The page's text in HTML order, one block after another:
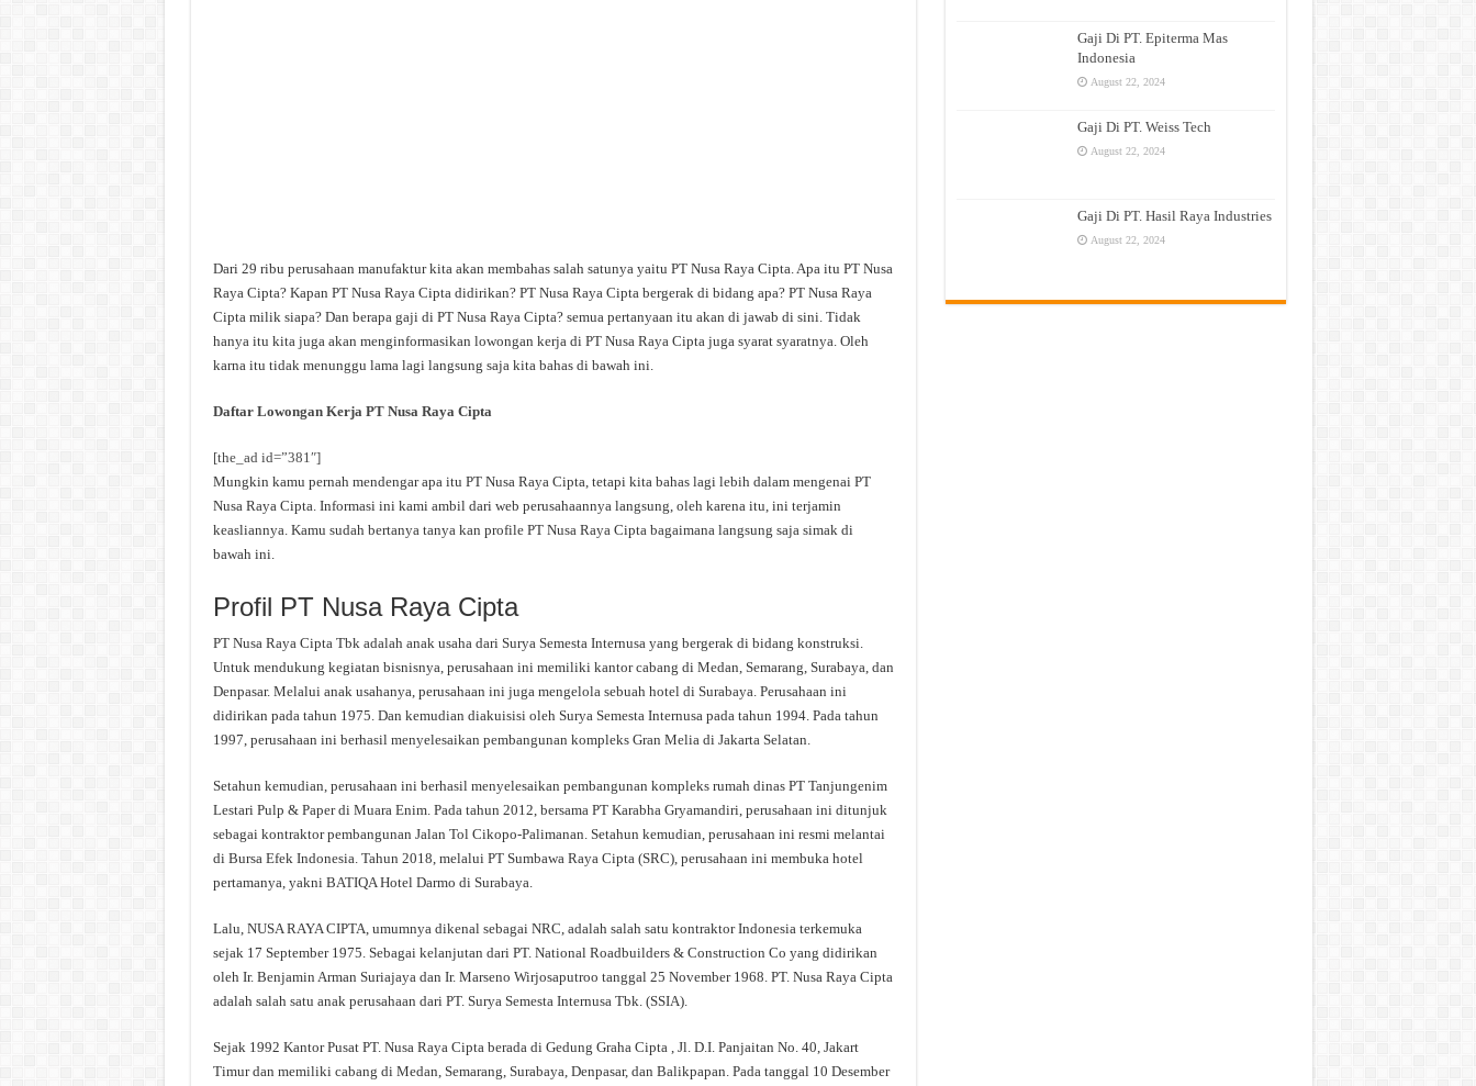
Dari 29 ribu perusahaan manufaktur kita akan membahas salah satunya yaitu PT Nusa Raya Cipta. Apa itu PT Nusa
Raya Cipta? Kapan PT Nusa Raya Cipta didirikan? PT Nusa Raya Cipta bergerak di bidang apa? PT Nusa Raya
Cipta milik siapa? Dan berapa gaji di PT Nusa Raya Cipta? semua pertanyaan itu akan di jawab di sini. Tidak
hanya itu kita juga akan menginformasikan lowongan kerja di PT Nusa Raya Cipta juga syarat syaratnya. Oleh
karna itu tidak menunggu lama lagi langsung saja kita bahas di bawah ini.
Daftar Lowongan Kerja PT Nusa Raya Cipta
[the_ad id=”381″]
Mungkin kamu pernah mendengar apa itu PT Nusa Raya Cipta, tetapi kita bahas lagi lebih dalam mengenai PT
Nusa Raya Cipta. Informasi ini kami ambil dari web perusahaannya langsung, oleh karena itu, ini terjamin
keasliannya. Kamu sudah bertanya tanya kan profile PT Nusa Raya Cipta bagaimana langsung saja simak di
bawah ini.
Profil PT Nusa Raya Cipta
PT Nusa Raya Cipta Tbk adalah anak usaha dari Surya Semesta Internusa yang bergerak di bidang konstruksi.
Untuk mendukung kegiatan bisnisnya, perusahaan ini memiliki kantor cabang di Medan, Semarang, Surabaya, dan
Denpasar. Melalui anak usahanya, perusahaan ini juga mengelola sebuah hotel di Surabaya. Perusahaan ini
didirikan pada tahun 1975. Dan kemudian diakuisisi oleh Surya Semesta Internusa pada tahun 1994. Pada tahun
1997, perusahaan ini berhasil menyelesaikan pembangunan kompleks Gran Melia di Jakarta Selatan.
Setahun kemudian, perusahaan ini berhasil menyelesaikan pembangunan kompleks rumah dinas PT Tanjungenim
Lestari Pulp & Paper di Muara Enim. Pada tahun 2012, bersama PT Karabha Gryamandiri, perusahaan ini ditunjuk
sebagai kontraktor pembangunan Jalan Tol Cikopo-Palimanan. Setahun kemudian, perusahaan ini resmi melantai
di Bursa Efek Indonesia. Tahun 2018, melalui PT Sumbawa Raya Cipta (SRC), perusahaan ini membuka hotel
pertamanya, yakni BATIQA Hotel Darmo di Surabaya.
Lalu, NUSA RAYA CIPTA, umumnya dikenal sebagai NRC, adalah salah satu kontraktor Indonesia terkemuka
sejak 17 September 1975. Sebagai kelanjutan dari PT. National Roadbuilders & Construction Co yang didirikan
oleh Ir. Benjamin Arman Suriajaya dan Ir. Marseno Wirjosaputroo tanggal 25 November 1968. PT. Nusa Raya Cipta
adalah salah satu anak perusahaan dari PT. Surya Semesta Internusa Tbk. (SSIA).
Sejak 1992 Kantor Pusat PT. Nusa Raya Cipta berada di Gedung Graha Cipta , Jl. D.I. Panjaitan No. 40, Jakart
Timur dan memiliki cabang di Medan, Semarang, Surabaya, Denpasar, dan Balikpapan. Pada tanggal 10 Desember
Gaji Di PT. Epiterma Mas
Indonesia
August 22, 2024
Gaji Di PT. Weiss Tech
August 22, 2024
Gaji Di PT. Hasil Raya Industries
August 22, 2024